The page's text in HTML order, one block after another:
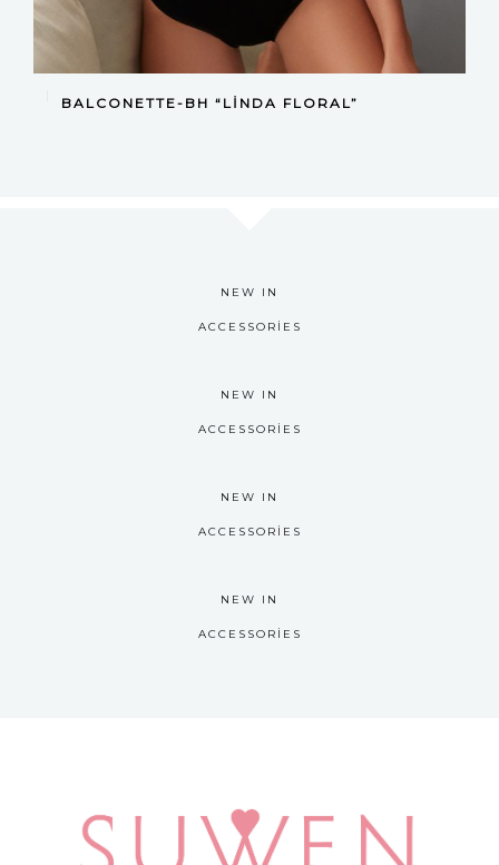
DEVAMINI OKU
BALCONETTE-BH “LINDA FLORAL”
NEW IN
ACCESSORIES
NEW IN
ACCESSORIES
NEW IN
ACCESSORIES
NEW IN
ACCESSORIES